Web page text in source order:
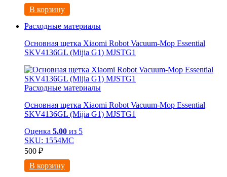
В корзину
Расходные материалы
Основная щетка Xiaomi Robot Vacuum-Mop Essential
SKV4136GL (Mijia G1) MJSTG1
Расходные материалы
Основная щетка Xiaomi Robot Vacuum-Mop Essential
SKV4136GL (Mijia G1) MJSTG1
Оценка 5.00 из 5
SKU: 1554МС
500 ₽
В корзину